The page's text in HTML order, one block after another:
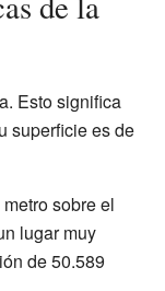
Esto significa
superficie es de
sobre el
lugar muy
de 50.589